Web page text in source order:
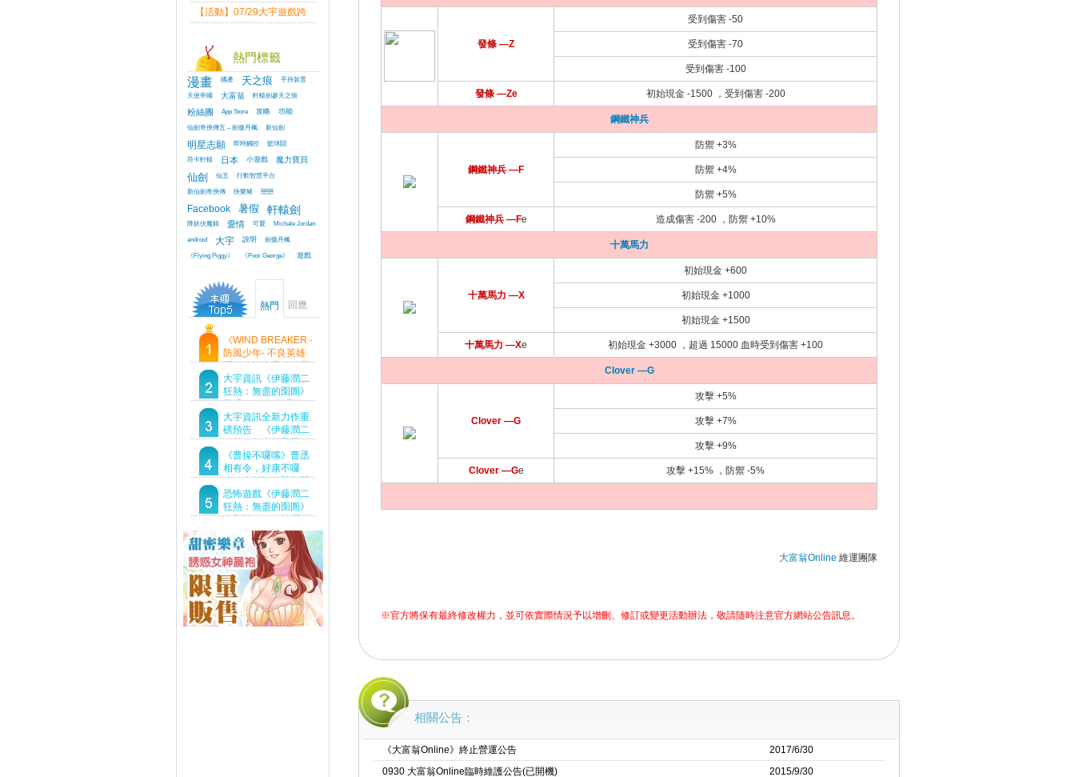
限量發送中
【活動】07/29大宇遊戲跨
熱門標籤
漫畫 國產 天之痕
手持裝置
天使帝國
大富翁 軒轅劍參天之痕
粉絲團 App Store 攻略
功能
仙劍奇俠傳五 – 劍傲丹楓
新仙劍
明星志願 即時觸控
籃球鬪
符卡軒轅
日本 小遊戲 魔力寶貝
仙劍 仙五
行動智慧平台
新仙劍奇俠傳
快樂豬 戀戀
Facebook 暑假 軒轅劍
降妖伏魔錄 愛情 可愛
Michale Jordan
android
大宇 說明
劍傲丹楓
《Flying Piggy》
《Poor George》 遊戲
熱門 回應
《WIND BREAKER -
防風少年- 不良英雄
譚》傳說中最強的男
人現身！即將顛覆風
鈴高中！
大宇資訊《伊藤潤二
狂熱：無盡的囹圄》
登場 Steam 新品節
首支預告片及遊戲
Demo重磅釋出
大宇資訊全新力作重
磅預告 《伊藤潤二
狂熱：無盡的囹圄》
驚悚亮相 ！伊藤潤二
恐怖世界首度進軍
Steam
《曹操不囉嗦》曹丞
相有令，好康不囉
嗦！事前預約即刻開
跑！
恐怖遊戲《伊藤潤二
狂熱：無盡的囹圄》
今登陸Steam 詭異洋
樓開啟 同步釋出最新
預告片
發條 —Z
受到傷害 -50
受到傷害 -70
受到傷害 -100
發條 —Ze 初始現金 -1500 ，受到傷害 -200
鋼鐵神兵
鋼鐵神兵 —F
防禦 +3%
防禦 +4%
防禦 +5%
鋼鐵神兵 —Fe 造成傷害 -200 ，防禦 +10%
十萬馬力
十萬馬力 —X
初始現金 +600
初始現金 +1000
初始現金 +1500
十萬馬力 —Xe 初始現金 +3000 ，超過 15000 血時受到傷害 +100
Clover —G
Clover —G
攻擊 +5%
攻擊 +7%
攻擊 +9%
Clover —Ge 攻擊 +15% ，防禦 -5%
大富翁Online 維運團隊
※官方將保有最終修改權力，並可依實際情況予以增刪、修訂或變更活動辦法，敬請隨時注意官方網站公告訊息。
相關公告：
《大富翁Online》終止營運公告
2017/6/30
0930 大富翁Online臨時維護公告(已開機)
2015/9/30